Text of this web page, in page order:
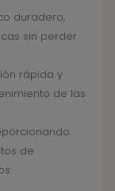
duradero,
sin perder
rápida y
de las
de